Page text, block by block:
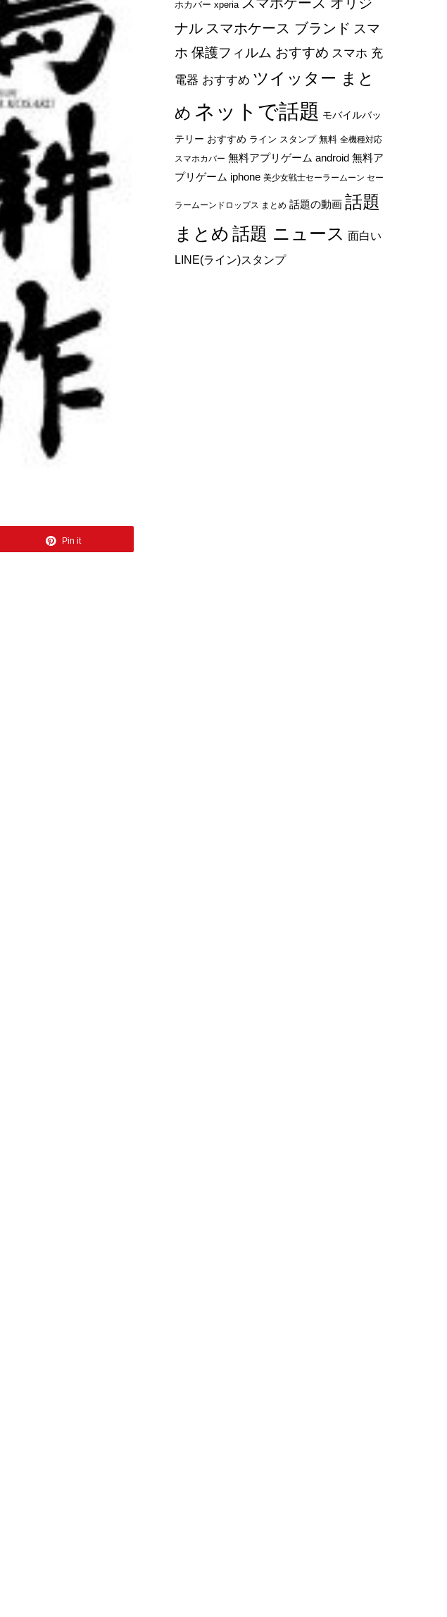
Pin it
ホカバー xperia
ナル スマホケース ブランド スマ
ホ 保護フィルム おすすめ スマホ 充
電器 おすすめ ツイッター まと
め ネットで話題 モバイルバッ
テリー おすすめ ライン スタンプ 無料 全機種対応
スマホカバー 無料アプリゲーム android 無料ア
プリゲーム iphone 美少女戦士セーラームーン セー
ラームーンドロップス まとめ 話題の動画 話題
まとめ 話題 ニュース 面白い
LINE(ライン)スタンプ